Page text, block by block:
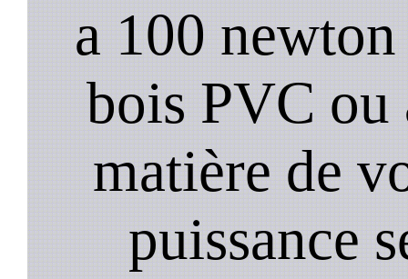
a 100
bois PVC
matière de
puissance